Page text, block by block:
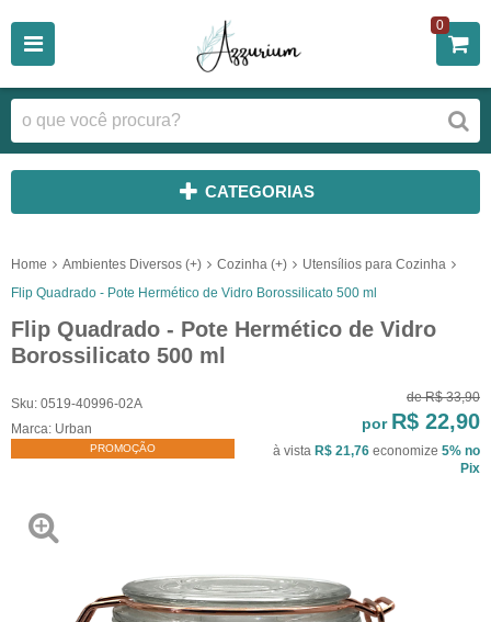
0
CATEGORIAS
Home Ambientes Diversos (+) Cozinha (+)
Utensílios para Cozinha
Flip Quadrado - Pote Hermético de Vidro Borossilicato 500 ml
Flip Quadrado - Pote Hermético de Vidro
Borossilicato 500 ml
Sku: 0519-40996-02A
Marca: Urban
PROMOÇÃO
de R$ 33,90
por R$ 22,90
à vista R$ 21,76 economize 5% no
Pix